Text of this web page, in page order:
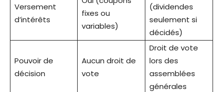
Versement
d’intérêts
fixes ou
variables)
(dividendes
seulement si
décidés)
Pouvoir de
décision
Aucun droit de
vote
Droit de vote
lors des
assemblées
générales